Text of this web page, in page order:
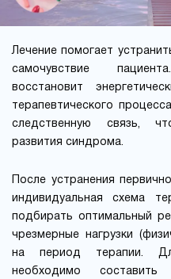
Лечение помогает
самочувствие
восстановит
терапевтического
следственную связь,
развития синдрома.
После устранения
индивидуальная схема
подбирать оптимальный
чрезмерные нагрузки
на период терапии.
необходимо составить